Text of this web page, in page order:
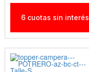
6 cuotas sin interés